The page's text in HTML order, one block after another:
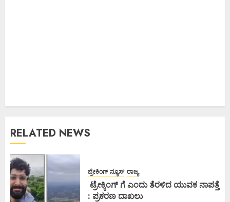
RELATED NEWS
ಬ್ರೇಕಿಂಗ್ ನ್ಯೂಸ್ ರಾಜ್ಯ
ಟ್ರೇಕ್ಕಿಂಗ್ ಗೆ ಎಂದು ತೆರಳಿದ ಯುವಕ ನಾಪತ್ತೆ
: ಪ್ರಕರಣ ದಾಖಲು